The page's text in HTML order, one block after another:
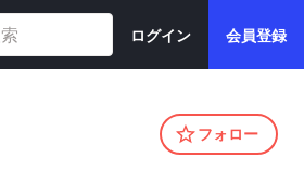
ログイン 会員登録
フォロー